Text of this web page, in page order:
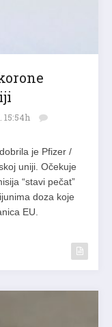
15:54h
je Pfizer /
uniji. Očekuje
“stavi pečat”
doza koje
EU.